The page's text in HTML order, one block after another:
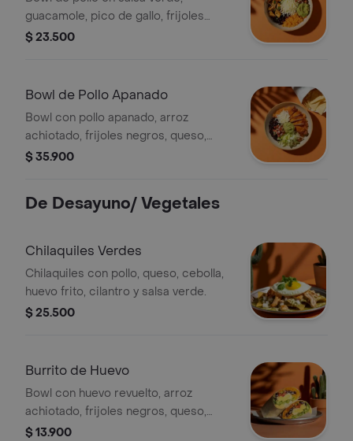
guacamole, pico de gallo, frijoles
negros, arroz achiote y lechuga.
$ 23.500
Bowl de Pollo Apanado
Bowl con pollo apanado, arroz
achiotado, frijoles negros, queso,
guacamole, pico de gallo, lechuga y
$ 35.900
De Desayuno/ Vegetales
Chilaquiles Verdes
Chilaquiles con pollo, queso, cebolla,
huevo frito, cilantro y salsa verde.
$ 25.500
Burrito de Huevo
Bowl con huevo revuelto, arroz
achiotado, frijoles negros, queso,
guacamole, pico de gallo, lechuga y
$ 13.900